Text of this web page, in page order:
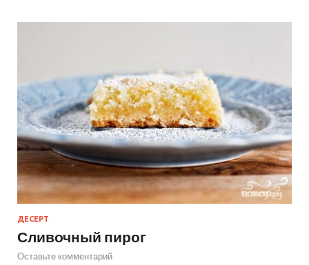
ДЕСЕРТ
Сливочный пирог
Оставьте комментарий